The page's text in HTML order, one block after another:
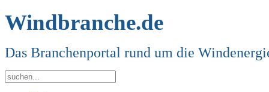
Windbranche.de
Das Branchenportal rund um die